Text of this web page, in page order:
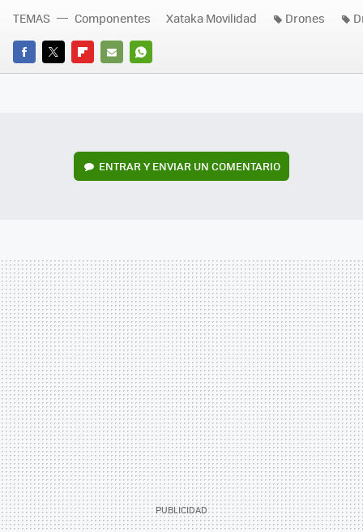
FACEBOOK
TWITTERFLIPBOARD
E-
WHATSAPP
TEMAS Componentes Xataka Movilidad Drones
ENTRAR Y ENVIAR UN COMENTARIO